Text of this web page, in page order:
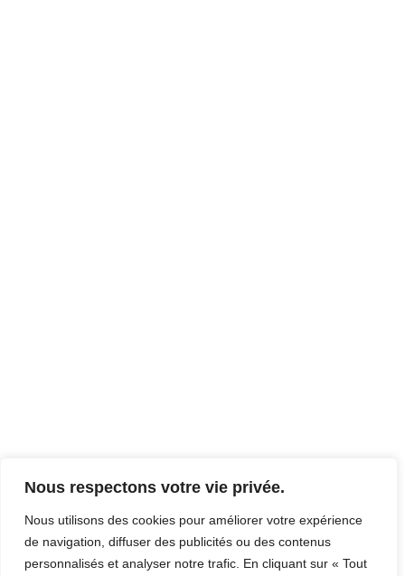
Nous respectons votre vie privée.
Nous utilisons des cookies pour améliorer votre expérience
de navigation, diffuser des publicités ou des contenus
personnalisés et analyser notre trafic. En cliquant sur « Tout